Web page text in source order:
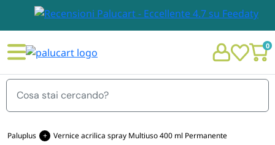
0
Menu
Paluplus Vernice acrilica spray Multiuso 400 ml Permanente